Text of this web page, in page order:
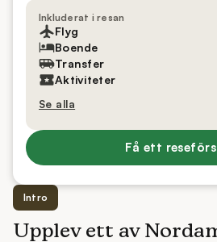
Intro
Upplev ett av
Inkluderat i resan
Flyg
Boende
Transfer
Aktiviteter
Se alla
Få ett